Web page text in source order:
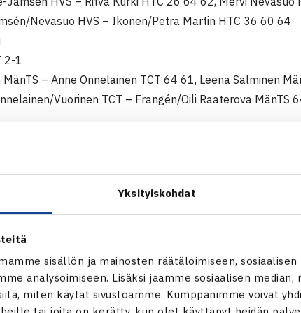
Yksityiskohdat
sisällön ja mainosten räätälöimiseen, sosiaalisen
analysoimiseen. Lisäksi jaamme sosiaalisen
miten käytät sivustoamme. Kumppanimme voivat
Nevasuo HVS – Ikonen/Petra Martin HTC 36 60 64
2-1
MänTS – Anne Onnelainen TCT 64 61, Leena Salminen
Vuorinen TCT – Frangén/Oili Raaterova MänTS
1
HLK – Lea-Marita Blomqvist HVS 36 63 75, Erja Saraste
Christina Söderström HLK – Blomqvist/Saraste
1
LTS – Eija Ijäs VarTe VarTe 60 62, Maarit Koivisto VarTe
Karvinen LTS – Ijäs/Koivisto VarTe 61 63